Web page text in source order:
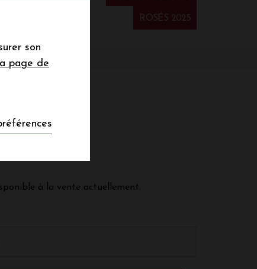
son
page de
ROSÉS 2025
à la vente actuellement.
de la